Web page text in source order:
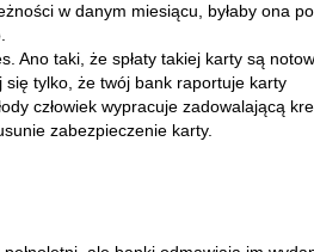
w danym miesiącu, byłaby ona
Ano taki, że spłaty takiej karty są
tylko, że twój bank raportuje karty
człowiek wypracuje zadowalającą
zabezpieczenie karty.